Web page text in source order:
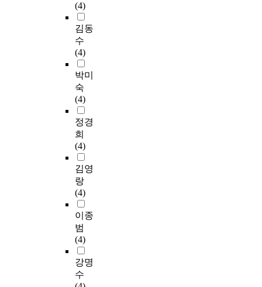
(4)
김동
수
(4)
박미
숙
(4)
정경
희
(4)
김영
랑
(4)
이종
범
(4)
강명
수